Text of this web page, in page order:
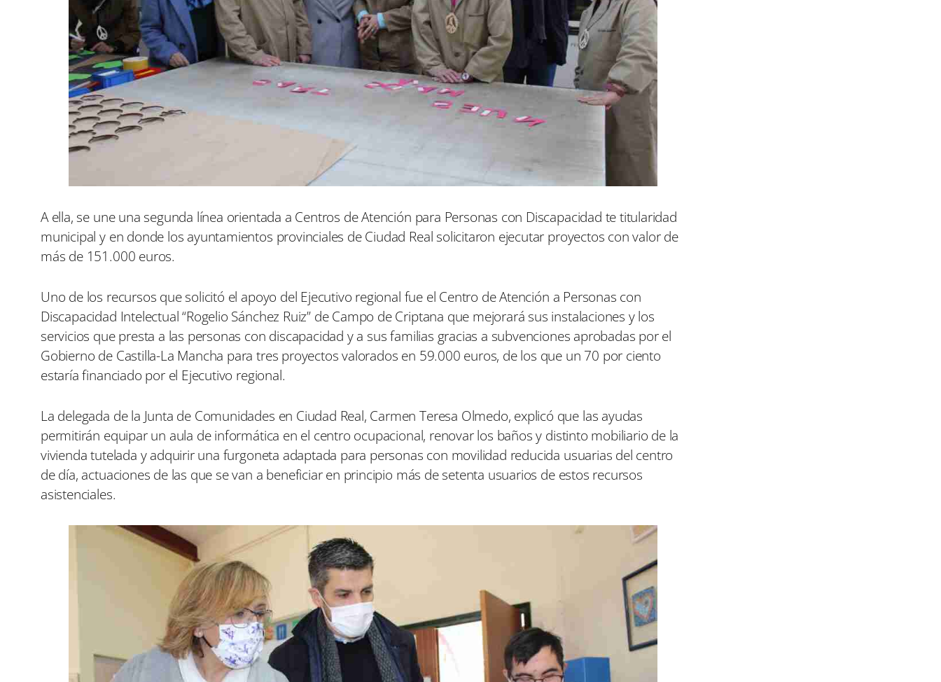
A ella, se une una segunda línea orientada a Centros de Atención para Personas con Discapacidad te titularidad
municipal y en donde los ayuntamientos provinciales de Ciudad Real solicitaron ejecutar proyectos con valor de
más de 151.000 euros.
Uno de los recursos que solicitó el apoyo del Ejecutivo regional fue el Centro de Atención a Personas con
Discapacidad Intelectual “Rogelio Sánchez Ruiz” de Campo de Criptana que mejorará sus instalaciones y los
servicios que presta a las personas con discapacidad y a sus familias gracias a subvenciones aprobadas por el
Gobierno de Castilla-La Mancha para tres proyectos valorados en 59.000 euros, de los que un 70 por ciento
estaría financiado por el Ejecutivo regional.
La delegada de la Junta de Comunidades en Ciudad Real, Carmen Teresa Olmedo, explicó que las ayudas
permitirán equipar un aula de informática en el centro ocupacional, renovar los baños y distinto mobiliario de la
vivienda tutelada y adquirir una furgoneta adaptada para personas con movilidad reducida usuarias del centro
de día, actuaciones de las que se van a beneficiar en principio más de setenta usuarios de estos recursos
asistenciales.